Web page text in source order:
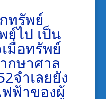
ทรัพย์
ย์ไป เป็น
มื่อทรัพย์
กษาศาล
จำเลยยัง
ฟฟ้าของผู้